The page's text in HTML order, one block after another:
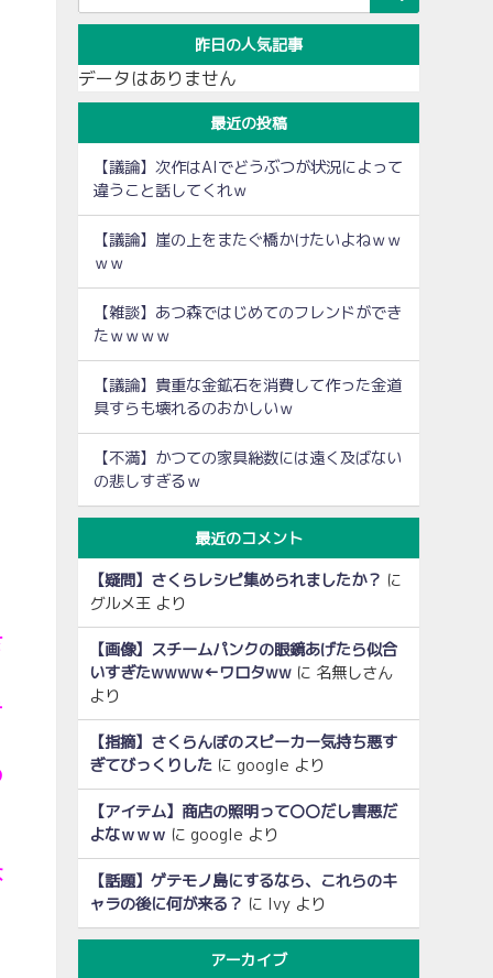
昨日の人気記事
データはありません
最近の投稿
【議論】次作はAIでどうぶつが状況によって
違うこと話してくれｗ
【議論】崖の上をまたぐ橋かけたいよねｗｗ
ｗｗ
【雑談】あつ森ではじめてのフレンドができ
たｗｗｗｗ
【議論】貴重な金鉱石を消費して作った金道
具すらも壊れるのおかしいｗ
【不満】かつての家具総数には遠く及ばない
の悲しすぎるｗ
最近のコメント
【疑問】さくらレシピ集められましたか？ に
グルメ王より
【画像】スチームパンクの眼鏡あげたら似合
いすぎたwwww←ワロタwwに 名無しさん
より
【指摘】さくらんぼのスピーカー気持ち悪す
ぎてびっくりしたに google より
【アイテム】商店の照明って〇〇だし害悪だ
よなｗｗｗ に google より
【話題】ゲテモノ島にするなら、これらのキ
ャラの後に何が来る？ に Ivyより
アーカイブ